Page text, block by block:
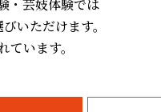
・芸妓体験では
いただけます。
います。